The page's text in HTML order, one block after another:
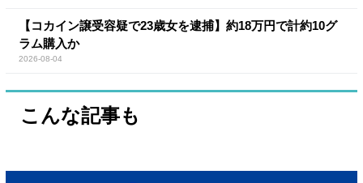
【コカイン譲受容疑で23歳女を逮捕】約18万円で計約10グ
ラム購入か
2026-08-04
こんな記事も